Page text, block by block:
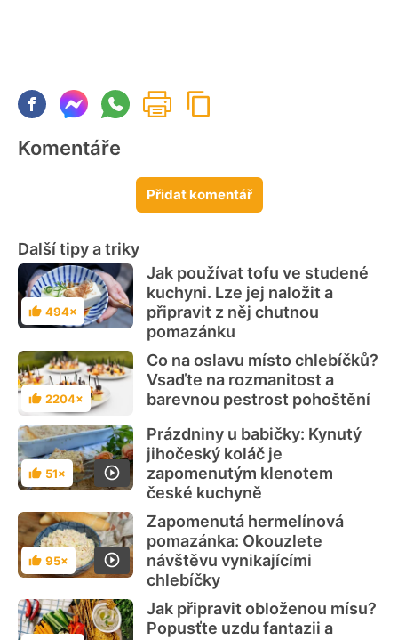
Komentáře
Přidat komentář
Další tipy a triky
Hodnocení
494×
Jak používat tofu ve studené
kuchyni. Lze jej naložit a
připravit z něj chutnou
pomazánku
Hodnocení
2204×
Co na oslavu místo chlebíčků?
Vsaďte na rozmanitost a
barevnou pestrost pohoštění
Hodnocení
51×
Prázdniny u babičky: Kynutý
jihočeský koláč je
zapomenutým klenotem
české kuchyně
Hodnocení
95×
Zapomenutá hermelínová
pomazánka: Okouzlete
návštěvu vynikajícími
chlebíčky
Jak připravit obloženou mísu?
Popusťte uzdu fantazii a